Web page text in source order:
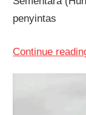
penyintas
Continue